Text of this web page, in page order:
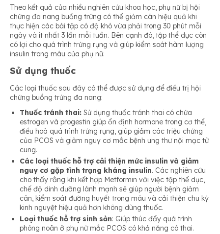
Theo kết quả của nhiều nghiên cứu khoa học, phụ nữ bị hội
chứng đa nang buồng trứng có thể giảm cân hiệu quả khi
thực hiện các bài tập có độ khó vừa phải trong 30 phút mỗi
ngày và ít nhất 3 lần mỗi tuần. Bên cạnh đó, tập thể dục còn
có lợi cho quá trình trứng rụng và giúp kiểm soát hàm lượng
insulin trong máu của phụ nữ.
Sử dụng thuốc
Các loại thuốc sau đây có thể được sử dụng để điều trị hội
chứng buồng trứng đa nang:
Thuốc tránh thai: Sử dụng thuốc tránh thai có chứa
estrogen và progestin giúp ổn định hormone trong cơ thể,
điều hoà quá trình trứng rụng, giúp giảm các triệu chứng
của PCOS và giảm nguy cơ mắc bệnh ung thư nội mạc tử
cung.
Các loại thuốc hỗ trợ cải thiện mức insulin và giảm
nguy cơ gặp tình trạng kháng insulin. Các nghiên cứu
cho thấy rằng khi kết hợp Metformin với việc tập thể dục,
chế độ dinh dưỡng lành mạnh sẽ giúp người bệnh giảm
cân, kiểm soát đường huyết trong máu và cải thiện chu kỳ
kinh nguyệt hiệu quả hơn không dùng thuốc.
Loại thuốc hỗ trợ sinh sản: Giúp thúc đẩy quá trình
phóng noãn ở phụ nữ mắc PCOS có khả năng có thai.